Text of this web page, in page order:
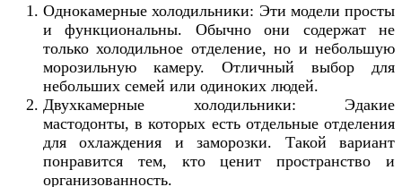
Однокамерные холодильники: Эти модели просты
и функциональны. Обычно они содержат не
только холодильное отделение, но и небольшую
морозильную камеру. Отличный выбор для
небольших семей или одиноких людей.
Двухкамерные холодильники: Эдакие
мастодонты, в которых есть отдельные отделения
для охлаждения и заморозки. Такой вариант
понравится тем, кто ценит пространство и
организованность.